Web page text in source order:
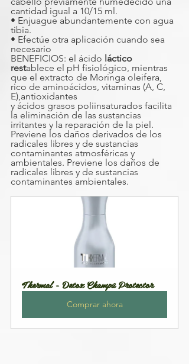
cantidad igual a 10/15 ml.
• Enjuague abundantemente con agua
tibia.
• Efectúe otra aplicación cuando sea
necesario
BENEFICIOS: el ácido láctico
restablece el pH fisiológico, mientras
que el extracto de Moringa oleifera,
rico de aminoácidos, vitaminas (A, C,
E),antioxidantes
y ácidos grasos poliinsaturados facilita
la eliminación de las sustancias
irritantes y la reparación de la piel.
Previene los daños derivados de los
radicales libres y de sustancias
contaminantes atmosféricas y
ambientales. Previene los daños de
radicales libres y de sustancias
contaminantes ambientales.
Thermal - Detox Champú Protector
Comprar ahora